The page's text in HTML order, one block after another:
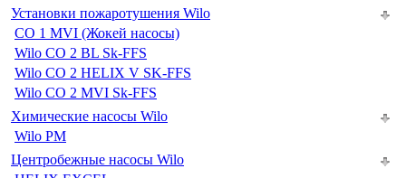
Установки пожаротушения Wilo
CO 1 MVI (Жокей насосы)
Wilo CO 2 BL Sk-FFS
Wilo CO 2 HELIX V SK-FFS
Wilo CO 2 MVI Sk-FFS
Химические насосы Wilo
Wilo PM
Центробежные насосы Wilo